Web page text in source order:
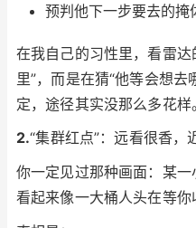
预判他下一步要去的掩
在我自己的习性里，看雷
里”，而是在猜“他等会想
定，途径其实没那么多花样
2.“集群红点”：远看很香，
你一定见过那种画面：某一
看起来像一大桶人头在等你